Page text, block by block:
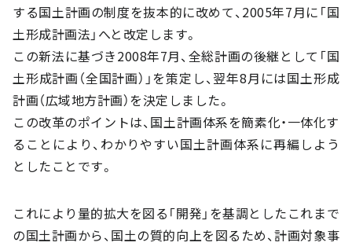
する国土計画の制度を抜本的に改めて、2005年7月に「国
土形成計画法」へと改定します。
この新法に基づき2008年7月、全総計画の後継として「国
土形成計画（全国計画）」を策定し、翌年8月には国土形成
計画（広域地方計画）を決定しました。
この改革のポイントは、国土計画体系を簡素化・一体化す
ることにより、わかりやすい国土計画体系に再編しよう
としたことです。
これにより量的拡大を図る「開発」を基調としたこれまで
の国土計画から、国土の質的向上を図るため、計画対象事